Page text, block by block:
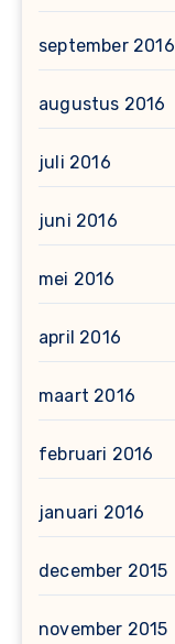
september 2016
augustus 2016
juli 2016
juni 2016
mei 2016
april 2016
maart 2016
februari 2016
januari 2016
december 2015
november 2015